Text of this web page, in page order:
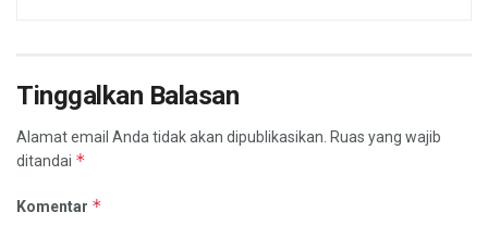
Tinggalkan Balasan
Alamat email Anda tidak akan dipublikasikan. Ruas yang wajib
ditandai *
Komentar *